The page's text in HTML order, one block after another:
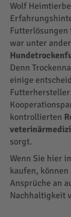
Wolf
Futterlösungen
war unter
Denn
einige
kontrollierten
sorgt.
Wenn Sie hier
kaufen, können
Ansprüche an
Nachhaltigkeit